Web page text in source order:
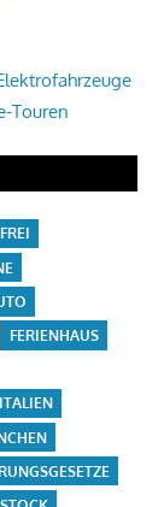
Touren
FERIENHAUS
ITALIEN